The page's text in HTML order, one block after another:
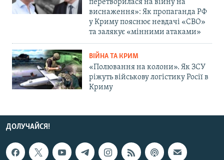
перетворилася на війну на
виснаження»: Як пропаганда РФ
у Криму пояснює невдачі «СВО»
та залякує «мінними атаками»
ВІЙНА ТА КРИМ
«Полювання на колони». Як ЗСУ
ріжуть військову логістику Росії в
Криму
ДОЛУЧАЙСЯ!